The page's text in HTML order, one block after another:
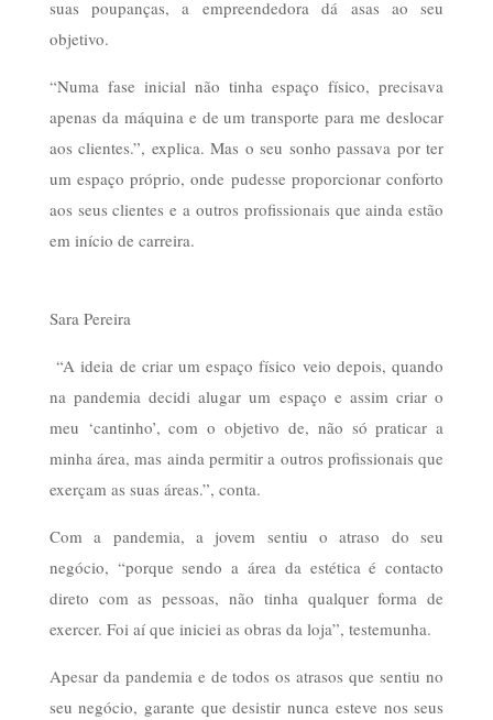
suas poupanças, a empreendedora dá asas ao seu
objetivo.
“Numa fase inicial não tinha espaço físico, precisava
apenas da máquina e de um transporte para me deslocar
aos clientes.”, explica. Mas o seu sonho passava por ter
um espaço próprio, onde pudesse proporcionar conforto
aos seus clientes e a outros profissionais que ainda estão
em início de carreira.
Sara Pereira
“A ideia de criar um espaço físico veio depois, quando
na pandemia decidi alugar um espaço e assim criar o
meu ‘cantinho’, com o objetivo de, não só praticar a
minha área, mas ainda permitir a outros profissionais que
exerçam as suas áreas.”, conta.
Com a pandemia, a jovem sentiu o atraso do seu
negócio, “porque sendo a área da estética é contacto
direto com as pessoas, não tinha qualquer forma de
exercer. Foi aí que iniciei as obras da loja”, testemunha.
Apesar da pandemia e de todos os atrasos que sentiu no
seu negócio, garante que desistir nunca esteve nos seus